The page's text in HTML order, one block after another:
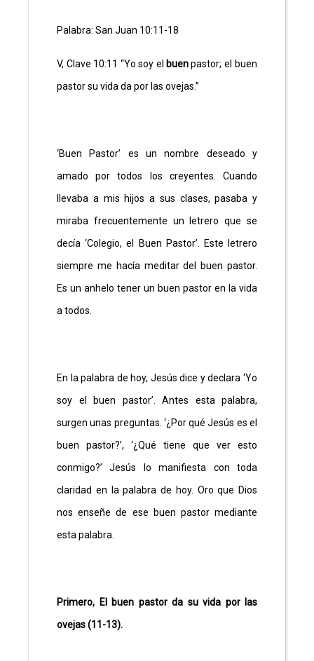
Palabra: San Juan 10:11-18
V, Clave 10:11 “Yo soy el buenpastor; el buen
pastor su vida da por las ovejas.”
‘Buen Pastor’ es un nombre deseado y
amado por todos los creyentes. Cuando
llevaba a mis hijos a sus clases, pasaba y
miraba frecuentemente un letrero que se
decía ‘Colegio, el Buen Pastor’. Este letrero
siempre me hacía meditar del buen pastor.
Es un anhelo tener un buen pastor en la vida
a todos.
En la palabra de hoy, Jesús dice y declara ‘Yo
soy el buen pastor’. Antes esta palabra,
surgen unas preguntas. ‘¿Por qué Jesús es el
buen pastor?’, ‘¿Qué tiene que ver esto
conmigo?’ Jesús lo manifiesta con toda
claridad en la palabra de hoy. Oro que Dios
nos enseñe de ese buen pastor mediante
esta palabra.
Primero, El buen pastor da su vida por las
ovejas (11-13).